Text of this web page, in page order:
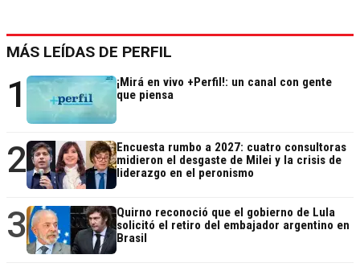
MÁS LEÍDAS DE PERFIL
1
¡Mirá en vivo +Perfil!: un canal con gente
que piensa
2
Encuesta rumbo a 2027: cuatro consultoras
midieron el desgaste de Milei y la crisis de
liderazgo en el peronismo
3
Quirno reconoció que el gobierno de Lula
solicitó el retiro del embajador argentino en
Brasil